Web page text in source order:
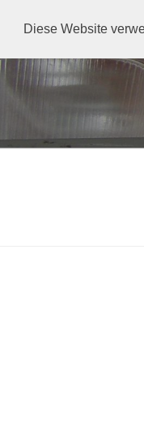
Diese Website
Inhalt